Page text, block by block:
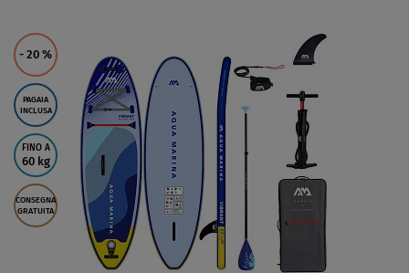
- 20 %
PAGAIA
INCLUSA
FINO A
60 kg
CONSEGNA
GRATUITA